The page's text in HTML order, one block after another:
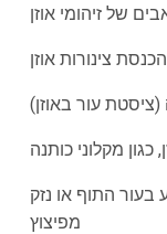
של זיהומי אוזן
צינורות אוזן
עור באוזן)
מקלוני כותנה
בעור התוף או נזק
מפיצוץ